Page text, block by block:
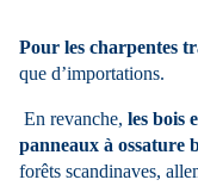
Pour les charpentes
que d’importations.
En revanche, les bois
panneaux à ossature
forêts scandinaves,